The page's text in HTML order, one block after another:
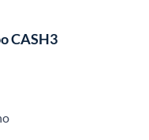
CASH3